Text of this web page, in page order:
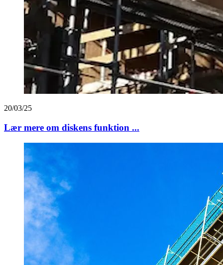
20/03/25
Lær mere om diskens funktion ...